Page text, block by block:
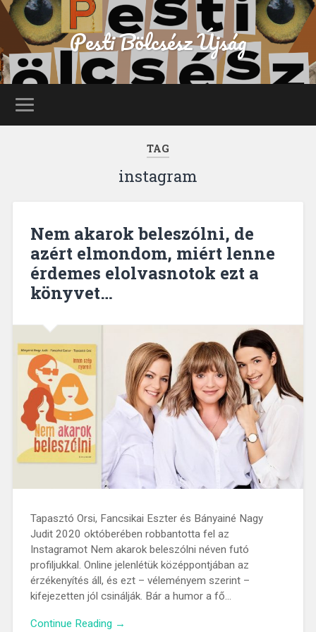
Pesti Bölcsész Újság
TAG
instagram
Nem akarok beleszólni, de
azért elmondom, miért lenne
érdemes elolvasnotok ezt a
könyvet…
Tapasztó Orsi, Fancsikai Eszter és Bányainé Nagy
Judit 2020 októberében robbantotta fel az
Instagramot Nem akarok beleszólni néven futó
profiljukkal. Online jelenlétük középpontjában az
érzékenyítés áll, és ezt – véleményem szerint –
kifejezetten jól csinálják. Bár a humor a fő…
Continue Reading →